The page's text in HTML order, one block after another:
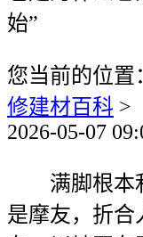
始”
您当前的位置
修建材百科 >
2026-05-07
满脚根本利
是摩友，折合